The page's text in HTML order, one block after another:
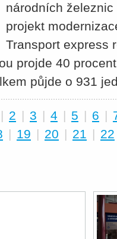
národních
projekt
Transport express
projde 40
půjde o 931
| 2 | 3 | 4 | 5 | 6 |
| 19 | 20 | 21 | 22